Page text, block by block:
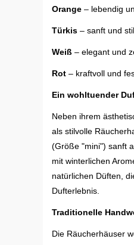
Orange – lebendig
Türkis – sanft und
Weiß – elegant und
Rot – kraftvoll und
Ein wohltuender
Neben ihrem
als stilvolle
(Größe "mini") sanft
mit winterlichen
natürlichen Düften,
Dufterlebnis.
Traditionelle
Die Räucherhäuser